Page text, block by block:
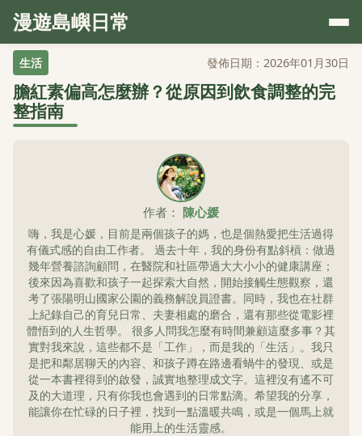
漫遊島嶼日常
生活 發佈日期：2026年01月30日
膽紅素偏高怎麼辦？從原因到飲食調整的完
整指南
作者： 陳心媛
嗨，我是心媛，目前是兩個孩子的媽，也是個熱愛把生活過得
有儀式感的自由工作者。 過去十年，我的身份有點斜槓：做過
幾年營養諮詢顧問，在醫院和社區帶過大大小小的健康講座；
後來因為喜歡和孩子一起探索大自然，開始接觸生態觀察，還
考了張陽明山國家公園的義務解說員證書。同時，我也在社群
上紀錄自己的育兒日常、夫妻相處的磨合，還有那些從電影裡
體悟到的人生哲學。 很多人問我怎麼有時間兼顧這麼多事？其
實對我來說，這些都不是「工作」，而是我的「生活」。我只
是把和鄰居聊天的內容、和孩子蹲在路邊看蝸牛的發現、或是
從一本書裡得到的啟發，誠實地整理成文字。這裡沒有遙不可
及的大道理，只有你我也會遇到的日常點滴。希望我的分享，
能讓你在忙碌的日子裡，找到一點溫暖共鳴，或是一個馬上就
能用上的生活靈感。